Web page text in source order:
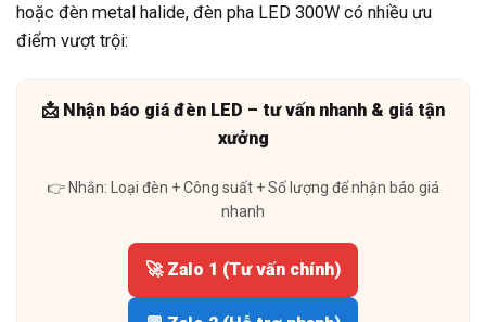
hoặc đèn metal halide, đèn pha LED 300W có nhiều ưu
điểm vượt trội:
📩 Nhận báo giá đèn LED – tư vấn nhanh & giá tận
xưởng
👉 Nhắn: Loại đèn + Công suất + Số lượng để nhận báo giá
nhanh
🚀 Zalo 1 (Tư vấn chính)